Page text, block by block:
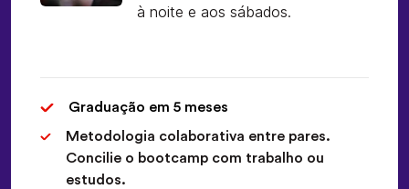
à noite e aos sábados.
Graduação em 5 meses
Metodologia colaborativa entre pares.
Concilie o bootcamp com trabalho ou
estudos.